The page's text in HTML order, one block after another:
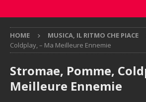
HOME MUSICA, IL RITMO CHE PIACE
Coldplay, – Ma Meilleure Ennemie
Stromae, Pomme,
Meilleure Ennemie